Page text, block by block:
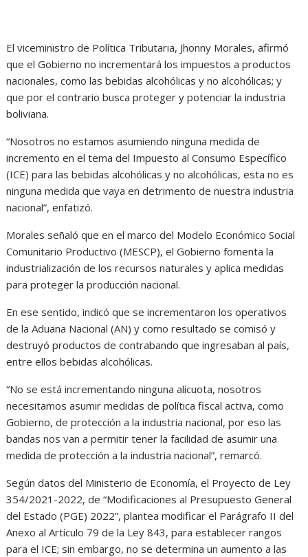
El viceministro de Política Tributaria, Jhonny Morales, afirmó
que el Gobierno no incrementará los impuestos a productos
nacionales, como las bebidas alcohólicas y no alcohólicas; y
que por el contrario busca proteger y potenciar la industria
boliviana.
“Nosotros no estamos asumiendo ninguna medida de
incremento en el tema del Impuesto al Consumo Específico
(ICE) para las bebidas alcohólicas y no alcohólicas, esta no es
ninguna medida que vaya en detrimento de nuestra industria
nacional”, enfatizó.
Morales señaló que en el marco del Modelo Económico Social
Comunitario Productivo (MESCP), el Gobierno fomenta la
industrialización de los recursos naturales y aplica medidas
para proteger la producción nacional.
En ese sentido, indicó que se incrementaron los operativos
de la Aduana Nacional (AN) y como resultado se comisó y
destruyó productos de contrabando que ingresaban al país,
entre ellos bebidas alcohólicas.
“No se está incrementando ninguna alícuota, nosotros
necesitamos asumir medidas de política fiscal activa, como
Gobierno, de protección a la industria nacional, por eso las
bandas nos van a permitir tener la facilidad de asumir una
medida de protección a la industria nacional”, remarcó.
Según datos del Ministerio de Economía, el Proyecto de Ley
354/2021-2022, de “Modificaciones al Presupuesto General
del Estado (PGE) 2022”, plantea modificar el Parágrafo II del
Anexo al Artículo 79 de la Ley 843, para establecer rangos
para el ICE; sin embargo, no se determina un aumento a las